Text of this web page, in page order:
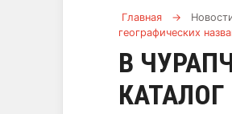
Главная →
географических
В